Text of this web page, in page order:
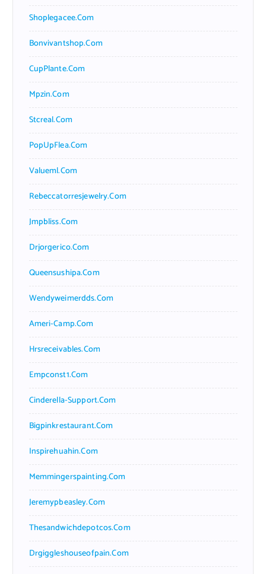
Shoplegacee.com
Bonvivantshop.com
CupPlante.com
Mpzin.com
Stcreal.com
PopUpFlea.com
Valueml.com
Rebeccatorresjewelry.com
Jmpbliss.com
Drjorgerico.com
Queensushipa.com
Wendyweimerdds.com
Ameri-Camp.com
Hrsreceivables.com
Empconst1.com
Cinderella-Support.com
Bigpinkrestaurant.com
Inspirehuahin.com
Memmingerspainting.com
Jeremypbeasley.com
Thesandwichdepotcos.com
Drgiggleshouseofpain.com